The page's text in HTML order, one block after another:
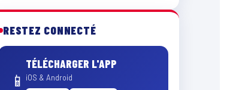
RESTEZ CONNECTÉ
📱
TÉLÉCHARGER L'APP
iOS & Android